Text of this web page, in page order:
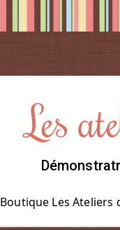
Les
Boutique Les Ateliers